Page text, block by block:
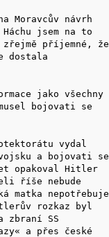
Moravcův návrh
jsem na to
příjemné, že
dostala
jako všechny
bojovati se
vydal
a bojovati se
opakoval Hitler
říše nebude
matka nepotřebuje
rozkaz byl
zbraní SS
a přes české